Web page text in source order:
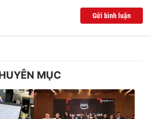
Gửi bình luận
MỤC